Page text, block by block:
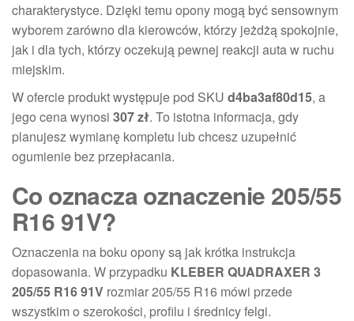
charakterystyce. Dzięki temu opony mogą być sensownym
wyborem zarówno dla kierowców, którzy jeżdżą spokojnie,
jak i dla tych, którzy oczekują pewnej reakcji auta w ruchu
miejskim.
W ofercie produkt występuje pod SKU d4ba3af80d15, a
jego cena wynosi 307 zł. To istotna informacja, gdy
planujesz wymianę kompletu lub chcesz uzupełnić
ogumienie bez przepłacania.
Co oznacza oznaczenie 205/55
R16 91V?
Oznaczenia na boku opony są jak krótka instrukcja
dopasowania. W przypadku KLEBER QUADRAXER 3
205/55 R16 91V rozmiar 205/55 R16 mówi przede
wszystkim o szerokości, profilu i średnicy felgi.